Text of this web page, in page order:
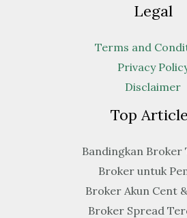
Legal
Terms and
Privacy
Disclaimer
Top
Bandingkan Broker
Broker untuk
Broker Akun Cent
Broker Spread